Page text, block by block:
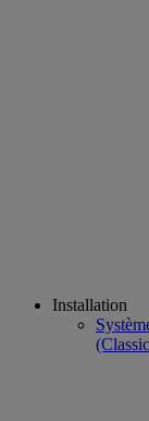
Installation